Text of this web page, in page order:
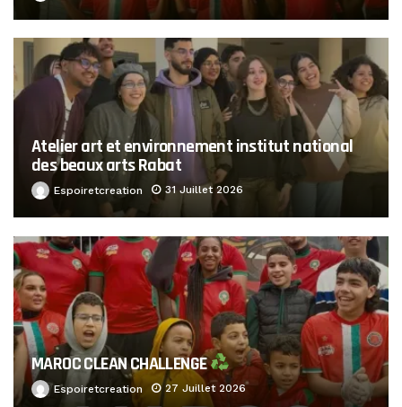
Atelier art et environnement institut national
des beaux arts Rabat
Espoiretcreation 31 Juillet 2026
MAROC CLEAN CHALLENGE
Espoiretcreation 27 Juillet 2026